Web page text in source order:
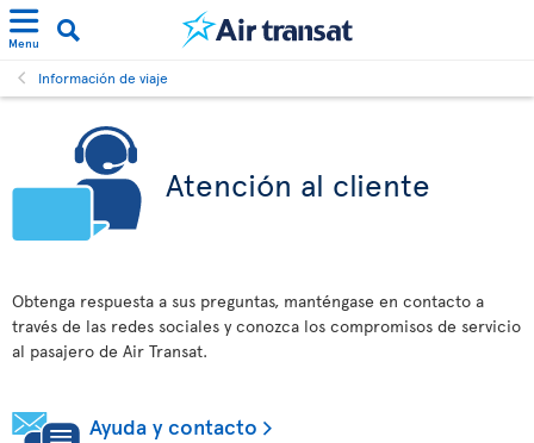
Menu
Información de viaje
Atención al cliente
Obtenga respuesta a sus preguntas, manténgase en contacto a
través de las redes sociales y conozca los compromisos de servicio
al pasajero de Air Transat.
Ayuda y contacto